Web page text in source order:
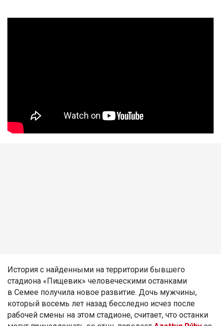
История с найденными на территории бывшего
стадиона «Пищевик» человеческими останками
в Семее получила новое развитие. Дочь мужчины,
который восемь лет назад бесследно исчез после
рабочей смены на этом стадионе, считает, что останки